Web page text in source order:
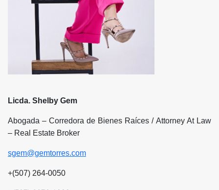
Licda. Shelby Gem
Abogada – Corredora de Bienes Raíces / Attorney At Law
– Real Estate Broker
sgem@gemtorres.com
+(507) 264-0050